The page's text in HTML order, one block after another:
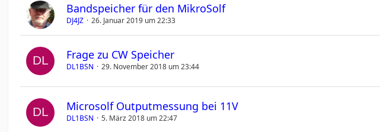
Bandspeicher für den MikroSolf
DJ4JZ 26. Januar 2019 um 22:33
Frage zu CW Speicher
DL1BSN 29. November 2018 um 23:44
Microsolf Outputmessung bei 11V
DL1BSN 5. März 2018 um 22:47